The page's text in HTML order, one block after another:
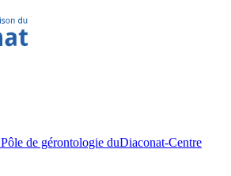
Pôle de gérontologie duDiaconat-Centre